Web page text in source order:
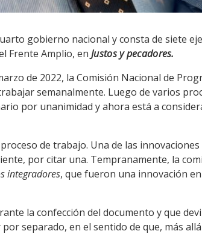
gobierno nacional y consta de siete
Frente Amplio, en Justos y pecadores.
de 2022, la Comisión Nacional de
semanalmente. Luego de varios
por unanimidad y ahora está a
de trabajo. Una de las
por citar una. Tempranamente, la
integradores, que fueron una innovación
la confección del documento y que
separado, en el sentido de que, más